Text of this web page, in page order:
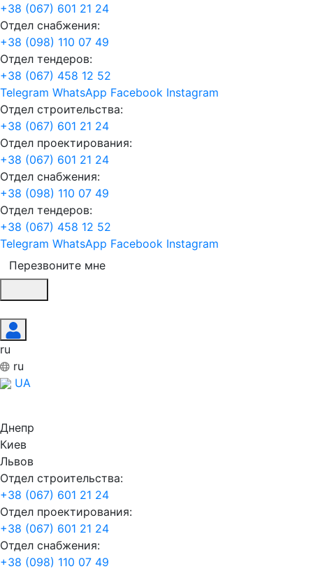
+38 (067) 601 21 24
Отдел снабжения:
+38 (098) 110 07 49
Отдел тендеров:
+38 (067) 458 12 52
Telegram WhatsApp Facebook Instagram
Отдел строительства:
+38 (067) 601 21 24
Отдел проектирования:
+38 (067) 601 21 24
Отдел снабжения:
+38 (098) 110 07 49
Отдел тендеров:
+38 (067) 458 12 52
Telegram WhatsApp Facebook Instagram
Перезвоните мне
ru
ru
UA
Днепр
Киев
Львов
Отдел строительства:
+38 (067) 601 21 24
Отдел проектирования:
+38 (067) 601 21 24
Отдел снабжения:
+38 (098) 110 07 49